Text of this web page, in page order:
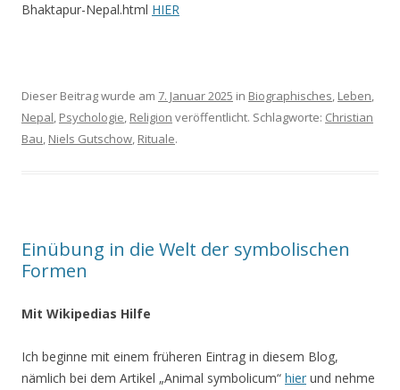
Bhaktapur-Nepal.html HIER
Dieser Beitrag wurde am 7. Januar 2025 in Biographisches, Leben,
Nepal, Psychologie, Religion veröffentlicht. Schlagworte: Christian
Bau, Niels Gutschow, Rituale.
Einübung in die Welt der symbolischen
Formen
Mit Wikipedias Hilfe
Ich beginne mit einem früheren Eintrag in diesem Blog,
nämlich bei dem Artikel „Animal symbolicum“ hier und nehme